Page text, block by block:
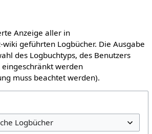
Anzeige aller in
geführten Logbücher. Die Ausgabe
des Logbuchtyps, des Benutzers
werden
muss beachtet werden).